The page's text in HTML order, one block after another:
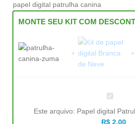
papel digital patrulha canina
MONTE SEU KIT COM
Papel
digital
Patrulha
Canina
Zuma
Este arquivo: Papel digital
R$2,00